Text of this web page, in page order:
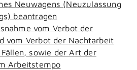
Neuwagens (Neuzulassung
beantragen
vom Verbot der
vom Verbot der Nachtarbeit
sowie der Art der
Arbeitstempo